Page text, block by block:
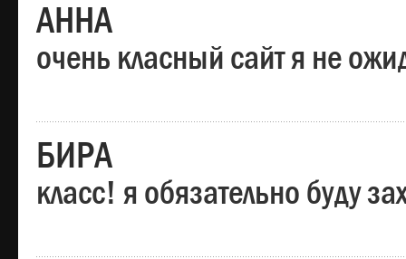
АННА
очень класный сайт я не
БИРА
класс! я обязательно буду